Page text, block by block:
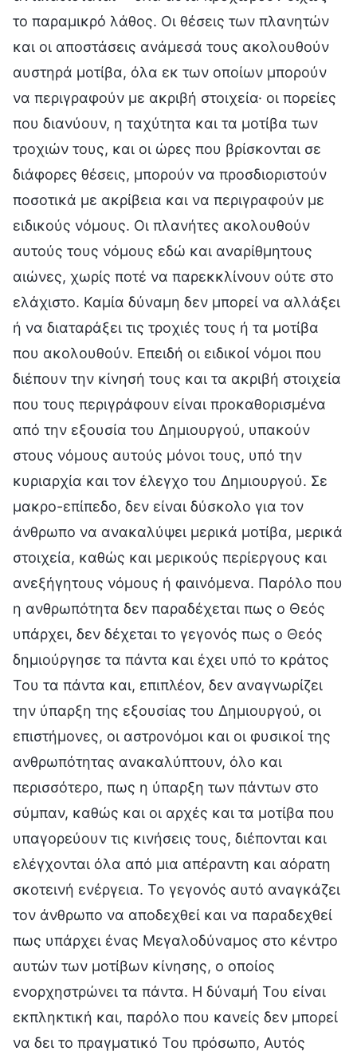
το παραμικρό λάθος. Οι θέσεις των πλανητών
και οι αποστάσεις ανάμεσά τους ακολουθούν
αυστηρά μοτίβα, όλα εκ των οποίων μπορούν
να περιγραφούν με ακριβή στοιχεία· οι πορείες
που διανύουν, η ταχύτητα και τα μοτίβα των
τροχιών τους, και οι ώρες που βρίσκονται σε
διάφορες θέσεις, μπορούν να προσδιοριστούν
ποσοτικά με ακρίβεια και να περιγραφούν με
ειδικούς νόμους. Οι πλανήτες ακολουθούν
αυτούς τους νόμους εδώ και αναρίθμητους
αιώνες, χωρίς ποτέ να παρεκκλίνουν ούτε στο
ελάχιστο. Καμία δύναμη δεν μπορεί να αλλάξει
ή να διαταράξει τις τροχιές τους ή τα μοτίβα
που ακολουθούν. Επειδή οι ειδικοί νόμοι που
διέπουν την κίνησή τους και τα ακριβή στοιχεία
που τους περιγράφουν είναι προκαθορισμένα
από την εξουσία του Δημιουργού, υπακούν
στους νόμους αυτούς μόνοι τους, υπό την
κυριαρχία και τον έλεγχο του Δημιουργού. Σε
μακρο-επίπεδο, δεν είναι δύσκολο για τον
άνθρωπο να ανακαλύψει μερικά μοτίβα, μερικά
στοιχεία, καθώς και μερικούς περίεργους και
ανεξήγητους νόμους ή φαινόμενα. Παρόλο που
η ανθρωπότητα δεν παραδέχεται πως ο Θεός
υπάρχει, δεν δέχεται το γεγονός πως ο Θεός
δημιούργησε τα πάντα και έχει υπό το κράτος
Του τα πάντα και, επιπλέον, δεν αναγνωρίζει
την ύπαρξη της εξουσίας του Δημιουργού, οι
επιστήμονες, οι αστρονόμοι και οι φυσικοί της
ανθρωπότητας ανακαλύπτουν, όλο και
περισσότερο, πως η ύπαρξη των πάντων στο
σύμπαν, καθώς και οι αρχές και τα μοτίβα που
υπαγορεύουν τις κινήσεις τους, διέπονται και
ελέγχονται όλα από μια απέραντη και αόρατη
σκοτεινή ενέργεια. Το γεγονός αυτό αναγκάζει
τον άνθρωπο να αποδεχθεί και να παραδεχθεί
πως υπάρχει ένας Μεγαλοδύναμος στο κέντρο
αυτών των μοτίβων κίνησης, ο οποίος
ενορχηστρώνει τα πάντα. Η δύναμή Του είναι
εκπληκτική και, παρόλο που κανείς δεν μπορεί
να δει το πραγματικό Του πρόσωπο, Αυτός